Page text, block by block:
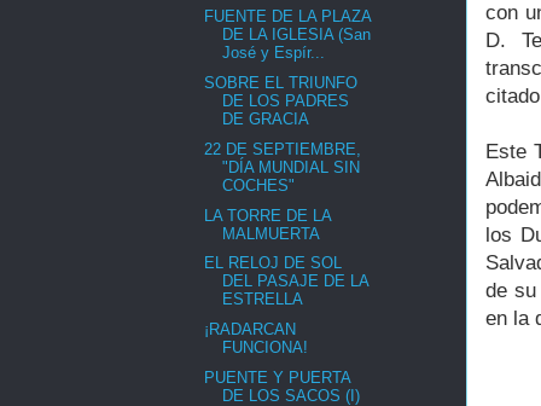
con
D.
Este
los
de
en la
FUENTE DE LA PLAZA
DE LA IGLESIA (San
José y Espír...
SOBRE EL TRIUNFO
DE LOS PADRES
DE GRACIA
22 DE SEPTIEMBRE,
"DÍA MUNDIAL SIN
COCHES"
LA TORRE DE LA
MALMUERTA
EL RELOJ DE SOL
DEL PASAJE DE LA
ESTRELLA
¡RADARCAN
FUNCIONA!
PUENTE Y PUERTA
DE LOS SACOS (I)